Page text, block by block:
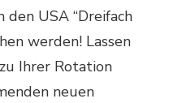
den USA “Dreifach
werden! Lassen
Ihrer Rotation
neuen